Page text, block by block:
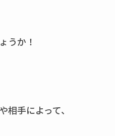
うか！
相手によって、